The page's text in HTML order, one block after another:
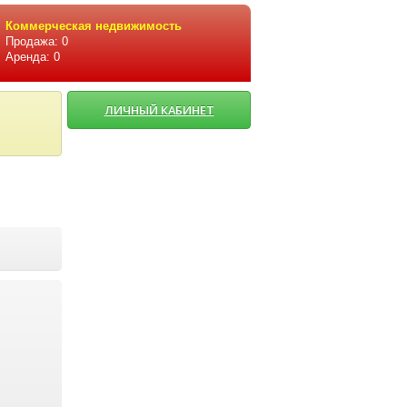
Коммерческая недвижимость
Продажа: 0
Аренда: 0
ЛИЧНЫЙ КАБИНЕТ